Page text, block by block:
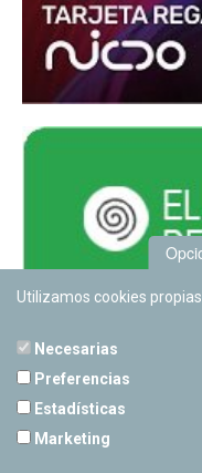
Utilizamos cookies
Necesarias
Preferencias
Estadísticas
Marketing